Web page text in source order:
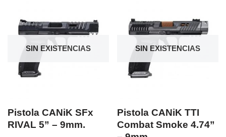
SIN EXISTENCIAS
Pistola CANiK SFx
RIVAL 5” – 9mm.
SIN EXISTENCIAS
Pistola CANiK TTI
Combat Smoke 4.74”